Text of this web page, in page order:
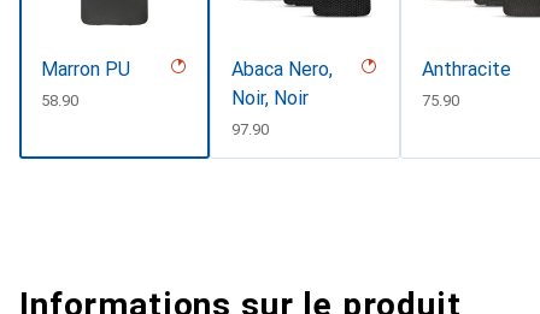
Marron PU
CHF
58.90
Abaca Nero,
Noir, Noir
CHF
97.90
Anthracite
CHF
75.90
Informations sur le produit